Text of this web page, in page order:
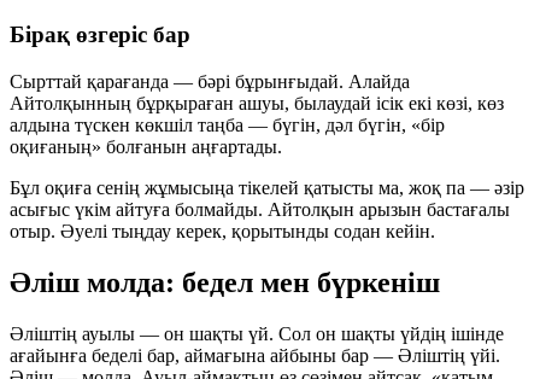
Бірақ өзгеріс бар
Сырттай қарағанда — бәрі бұрынғыдай. Алайда
Айтолқынның бұрқыраған ашуы, былаудай ісік екі көзі, көз
алдына түскен көкшіл таңба — бүгін, дәл бүгін, «бір
оқиғаның» болғанын аңғартады.
Бұл оқиға сенің жұмысыңа тікелей қатысты ма, жоқ па — әзір
асығыс үкім айтуға болмайды. Айтолқын арызын бастағалы
отыр. Әуелі тыңдау керек, қорытынды содан кейін.
Әліш молда: бедел мен бүркеніш
Әліштің ауылы — он шақты үй. Сол он шақты үйдің ішінде
ағайынға беделі бар, аймағына айбыны бар — Әліштің үйі.